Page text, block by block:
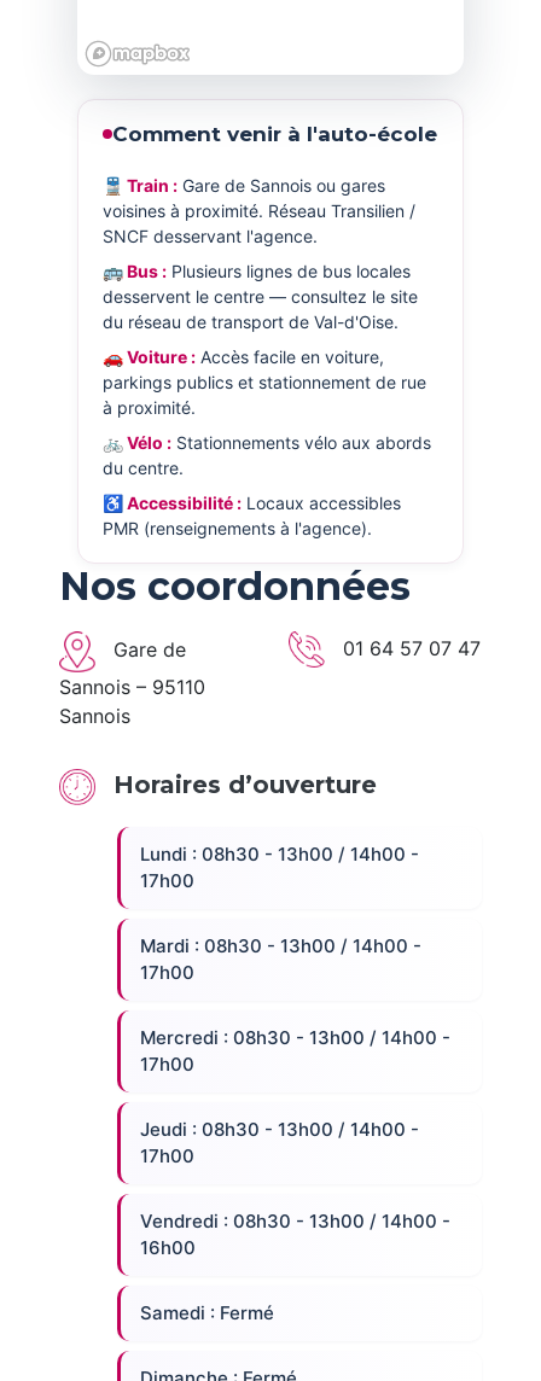
Comment venir à l'auto-école
🚆 Train :Gare de Sannois ou gares
voisines à proximité. Réseau Transilien /
SNCF desservant l'agence.
🚌 Bus :Plusieurs lignes de bus locales
desservent le centre — consultez le site
du réseau de transport de Val-d'Oise.
🚗 Voiture :Accès facile en voiture,
parkings publics et stationnement de rue
à proximité.
🚲 Vélo :Stationnements vélo aux abords
du centre.
♿ Accessibilité :Locaux accessibles
PMR (renseignements à l'agence).
Nos coordonnées
Gare de
Sannois – 95110
Sannois
01 64 57 07 47
Horaires d’ouverture
Lundi : 08h30 - 13h00 / 14h00 -
17h00
Mardi : 08h30 - 13h00 / 14h00 -
17h00
Mercredi : 08h30 - 13h00 / 14h00 -
17h00
Jeudi : 08h30 - 13h00 / 14h00 -
17h00
Vendredi : 08h30 - 13h00 / 14h00 -
16h00
Samedi : Fermé